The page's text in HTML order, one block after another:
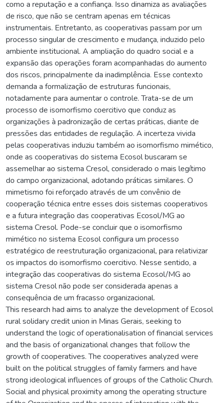
como a reputação e a confiança. Isso dinamiza as avaliações
de risco, que não se centram apenas em técnicas
instrumentais. Entretanto, as cooperativas passam por um
processo singular de crescimento e mudança, induzido pelo
ambiente institucional. A ampliação do quadro social e a
expansão das operações foram acompanhadas do aumento
dos riscos, principalmente da inadimplência. Esse contexto
demanda a formalização de estruturas funcionais,
notadamente para aumentar o controle. Trata-se de um
processo de isomorfismo coercitivo que conduz as
organizações à padronização de certas práticas, diante de
pressões das entidades de regulação. A incerteza vivida
pelas cooperativas induziu também ao isomorfismo mimético,
onde as cooperativas do sistema Ecosol buscaram se
assemelhar ao sistema Cresol, considerado o mais legítimo
do campo organizacional, adotando práticas similares. O
mimetismo foi reforçado através de um convênio de
cooperação técnica entre esses dois sistemas cooperativos
e a futura integração das cooperativas Ecosol/MG ao
sistema Cresol. Pode-se concluir que o isomorfismo
mimético no sistema Ecosol configura um processo
estratégico de reestruturação organizacional, para relativizar
os impactos do isomorfismo coercitivo. Nesse sentido, a
integração das cooperativas do sistema Ecosol/MG ao
sistema Cresol não pode ser considerada apenas a
consequência de um fracasso organizacional.
This research had aims to analyze the development of Ecosol
rural solidary credit union in Minas Gerais, seeking to
understand the logic of operationalisation of financial services
and the basis of organizational changes that follow the
growth of cooperatives. The cooperatives analyzed were
built on the political struggles of family farmers and have
strong ideological influences of groups of the Catholic Church.
Social and physical proximity among the operating structure